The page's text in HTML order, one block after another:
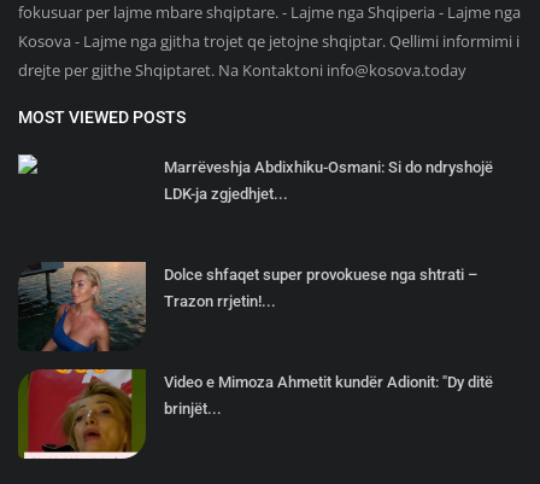
fokusuar per lajme mbare shqiptare. - Lajme nga Shqiperia - Lajme nga
Kosova - Lajme nga gjitha trojet qe jetojne shqiptar. Qellimi informimi i
drejte per gjithe Shqiptaret. Na Kontaktoni info@kosova.today
MOST VIEWED POSTS
Marrëveshja Abdixhiku-Osmani: Si do ndryshojë
LDK-ja zgjedhjet...
Dolce shfaqet super provokuese nga shtrati –
Trazon rrjetin!...
Video e Mimoza Ahmetit kundër Adionit: "Dy ditë
brinjët...